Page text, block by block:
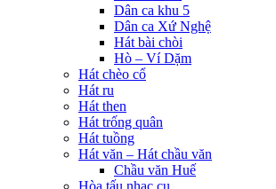
Dân ca khu 5
Dân ca Xứ Nghệ
Hát bài chòi
Hò – Ví Dặm
Hát chèo cổ
Hát ru
Hát then
Hát trống quân
Hát tuồng
Hát văn – Hát chầu văn
Chầu văn Huế
Hòa tấu nhạc cụ